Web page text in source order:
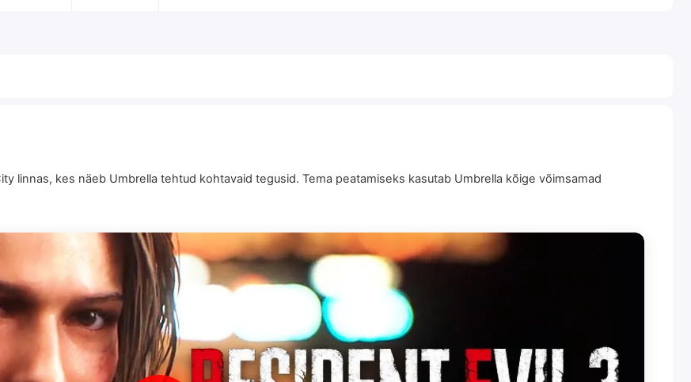
linnas, kes näeb Umbrella tehtud kohtavaid tegusid. Tema peatamiseks kasutab Umbrella kõige võimsamad